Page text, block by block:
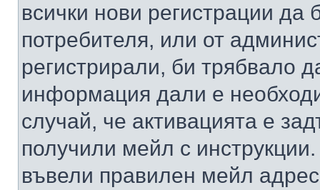
всички нови регистрации да
потребителя, или от
регистрирали, би трябвало
информация дали е
случай, че активацията е
получили мейл с
въвели правилен мейл